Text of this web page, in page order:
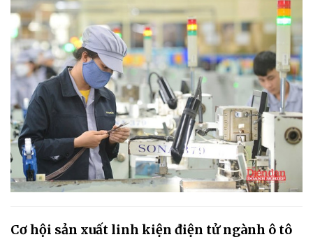
Cơ hội sản xuất linh kiện điện tử ngành ô tô